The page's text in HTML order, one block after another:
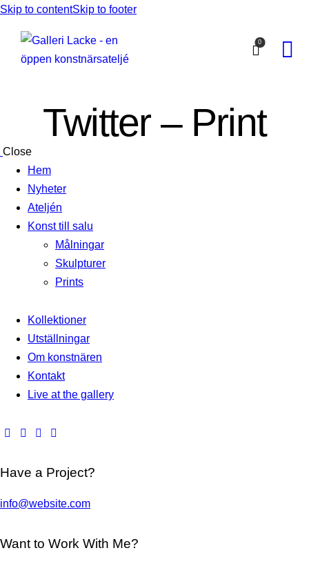
Skip to contentSkip to footer
0
Twitter – Print
Close
Hem
Nyheter
Ateljén
Konst till salu
Målningar
Skulpturer
Prints
Kollektioner
Utställningar
Om konstnären
Kontakt
Live at the gallery
Have a Project?
info@website.com
Want to Work With Me?